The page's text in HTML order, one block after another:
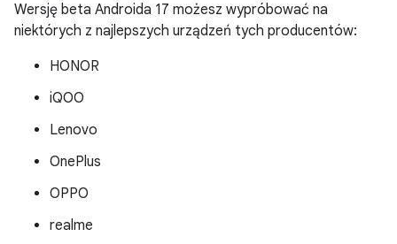
Wersję beta Androida 17 możesz wypróbować na
niektórych z najlepszych urządzeń tych producentów:
HONOR
iQOO
Lenovo
OnePlus
OPPO
realme